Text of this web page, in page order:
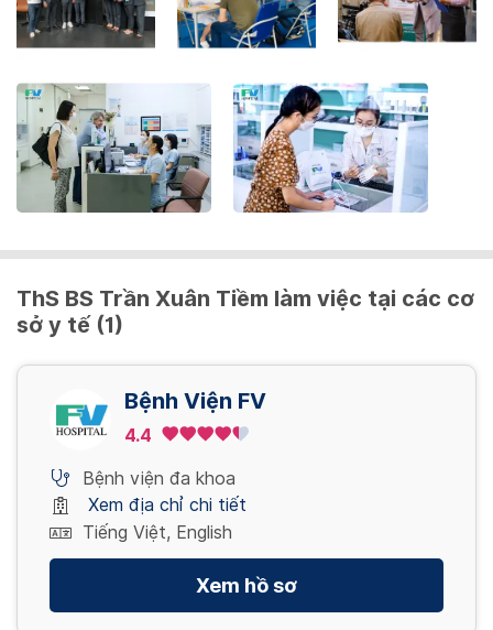
the
keyboard
shortcuts
for
changing
dates.
ThS BS Trần Xuân Tiềm làm việc tại các cơ
sở y tế (1)
Bệnh Viện FV
4.4
Bệnh viện đa khoa
Xem địa chỉ chi tiết
Tiếng Việt, English
Xem hồ sơ